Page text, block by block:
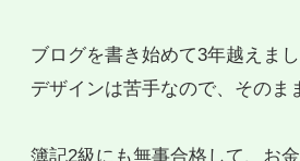
ブログを書き始めて3年越えまし
デザインは苦手なので、そのま
簿記2級にも無事合格して、お